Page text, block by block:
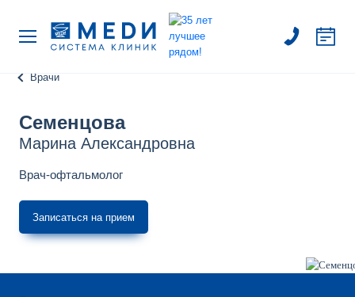
Врачи
Семенцова
Марина Александровна
Врач-офтальмолог
Записаться на прием